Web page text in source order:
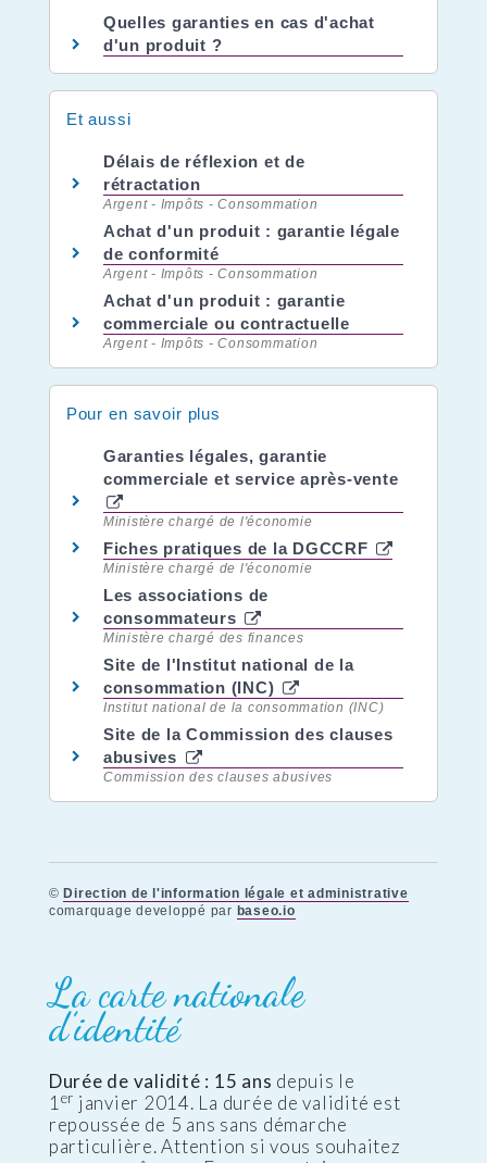
Quelles garanties en cas d'achat
d'un produit ?
Et aussi
Délais de réflexion et de
rétractation
Argent - Impôts - Consommation
Achat d'un produit : garantie légale
de conformité
Argent - Impôts - Consommation
Achat d'un produit : garantie
commerciale ou contractuelle
Argent - Impôts - Consommation
Pour en savoir plus
Garanties légales, garantie
commerciale et service après-vente
Ministère chargé de l'économie
Fiches pratiques de la DGCCRF
Ministère chargé de l'économie
Les associations de
consommateurs
Ministère chargé des finances
Site de l'Institut national de la
consommation (INC)
Institut national de la consommation (INC)
Site de la Commission des clauses
abusives
Commission des clauses abusives
© Direction de l'information légale et administrative
comarquage developpé par baseo.io
La carte nationale
d’identité
Durée de validité : 15 ans depuis le
1 er janvier 2014. La durée de validité est
repoussée de 5 ans sans démarche
particulière. Attention si vous souhaitez